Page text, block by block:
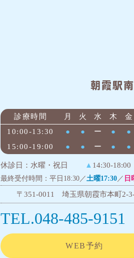
朝霞駅
診療時間 月 火 水 木 金
10:00-13:30
● ● ー ● ●
15:00-19:00
● ● ー ● ●
休診日：水曜・祝日 ▲ 14:30-18:00
最終受付時間：平日18:30／ 土曜17:30 ／ 日
〒351-0011 埼玉県朝霞市本町2-
TEL.048-485-9151
WEB予約